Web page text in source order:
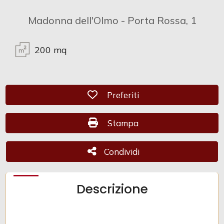
Madonna dell'Olmo - Porta Rossa, 1
200 mq
Preferiti: Cod. 255
Preferiti
Stampa: Cod. 255
Stampa
Condividi
Condividi
Descrizione
Industriali
Terreni